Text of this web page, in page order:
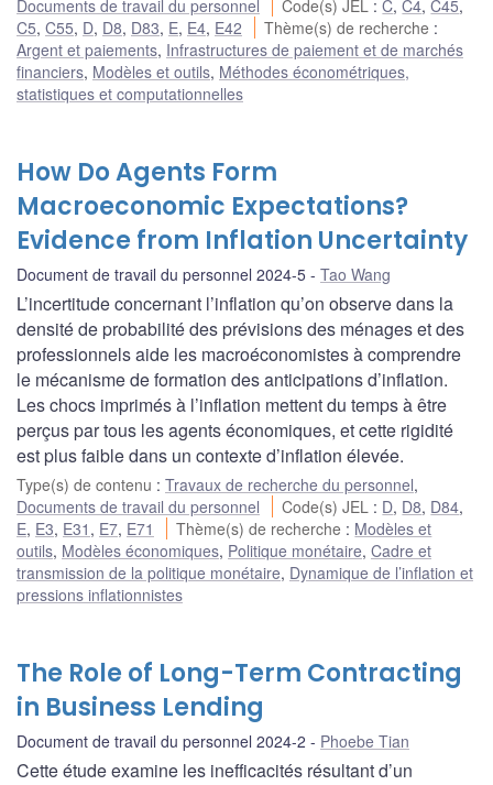
Documents de travail du personnel
Code(s) JEL :C,C4,C45,
C5, C55, D, D8, D83, E, E4, E42 Thème(s) de recherche :
Argent et paiements, Infrastructures de paiement et de marchés
financiers, Modèles et outils, Méthodes économétriques,
statistiques et computationnelles
How Do Agents Form
Macroeconomic Expectations?
Evidence from Inflation Uncertainty
Document de travail du personnel 2024-5 Tao Wang
L’incertitude concernant l’inflation qu’on observe dans la
densité de probabilité des prévisions des ménages et des
professionnels aide les macroéconomistes à comprendre
le mécanisme de formation des anticipations d’inflation.
Les chocs imprimés à l’inflation mettent du temps à être
perçus par tous les agents économiques, et cette rigidité
est plus faible dans un contexte d’inflation élevée.
Type(s) de contenu : Travaux de recherche du personnel,
Documents de travail du personnel
Code(s) JEL : D, D8, D84,
E, E3, E31 , E7, E71 Thème(s) de recherche : Modèles et
outils, Modèles économiques, Politique monétaire, Cadre et
transmission de la politique monétaire, Dynamique de l’inflation et
pressions inflationnistes
The Role of Long-Term Contracting
in Business Lending
Document de travail du personnel 2024-2 Phoebe Tian
Cette étude examine les inefficacités résultant d’un